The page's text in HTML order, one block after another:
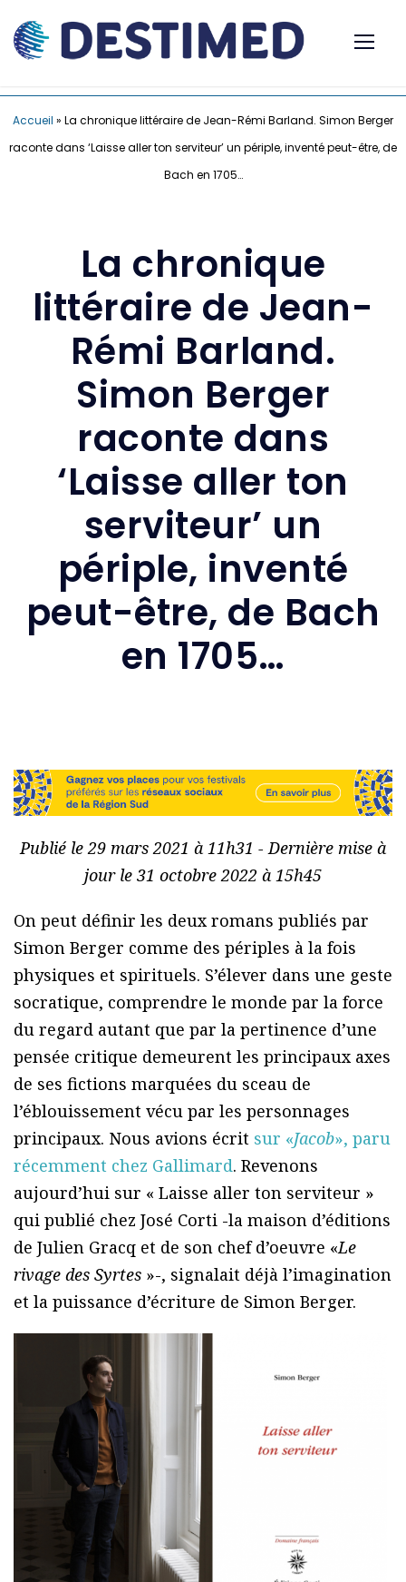
Accueil » La chronique littéraire de Jean-Rémi Barland. Simon Berger
raconte dans ‘Laisse aller ton serviteur’ un périple, inventé peut-être, de
Bach en 1705…
La chronique
littéraire de Jean-
Rémi Barland.
Simon Berger
raconte dans
‘Laisse aller ton
serviteur’ un
périple, inventé
peut-être, de Bach
en 1705…
Publié le 29 mars 2021 à 11h31 - Dernière mise à
jour le 31 octobre 2022 à 15h45
On peut définir les deux romans publiés par
Simon Berger comme des périples à la fois
physiques et spirituels. S’élever dans une geste
socratique, comprendre le monde par la force
du regard autant que par la pertinence d’une
pensée critique demeurent les principaux axes
de ses fictions marquées du sceau de
l’éblouissement vécu par les personnages
principaux. Nous avions écrit sur «Jacob», paru
récemment chez Gallimard. Revenons
aujourd’hui sur « Laisse aller ton serviteur »
qui publié chez José Corti -la maison d’éditions
de Julien Gracq et de son chef d’oeuvre «Le
rivage des Syrtes »-, signalait déjà l’imagination
et la puissance d’écriture de Simon Berger.